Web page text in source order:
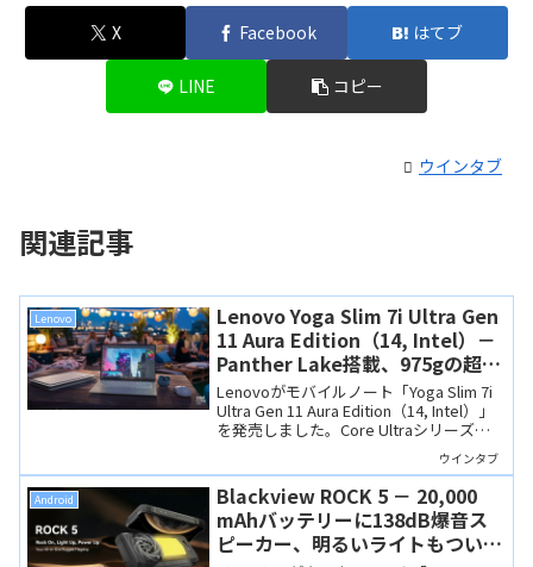
X Facebook はてブ
LINE コピー
ウインタブ
関連記事
Lenovo
Lenovo Yoga Slim 7i Ultra Gen
11 Aura Edition（14, Intel）－
Panther Lake搭載、975gの超軽
量プレミアムモバイルノート
Lenovoがモバイルノート「Yoga Slim 7i
Ultra Gen 11 Aura Edition（14, Intel）」
を発売しました。Core Ultraシリーズ
3（Panther Lake）のCore Ultra 7 355を
搭載するCopilot+ PCで、14インチながら
重量975gの超軽量で高級感のある筐体が
特徴です。ディスプレイも有機EL。
ウインタブ
Android
Blackview ROCK 5 － 20,000
mAhバッテリーに138dB爆音ス
ピーカー、明るいライトもつい